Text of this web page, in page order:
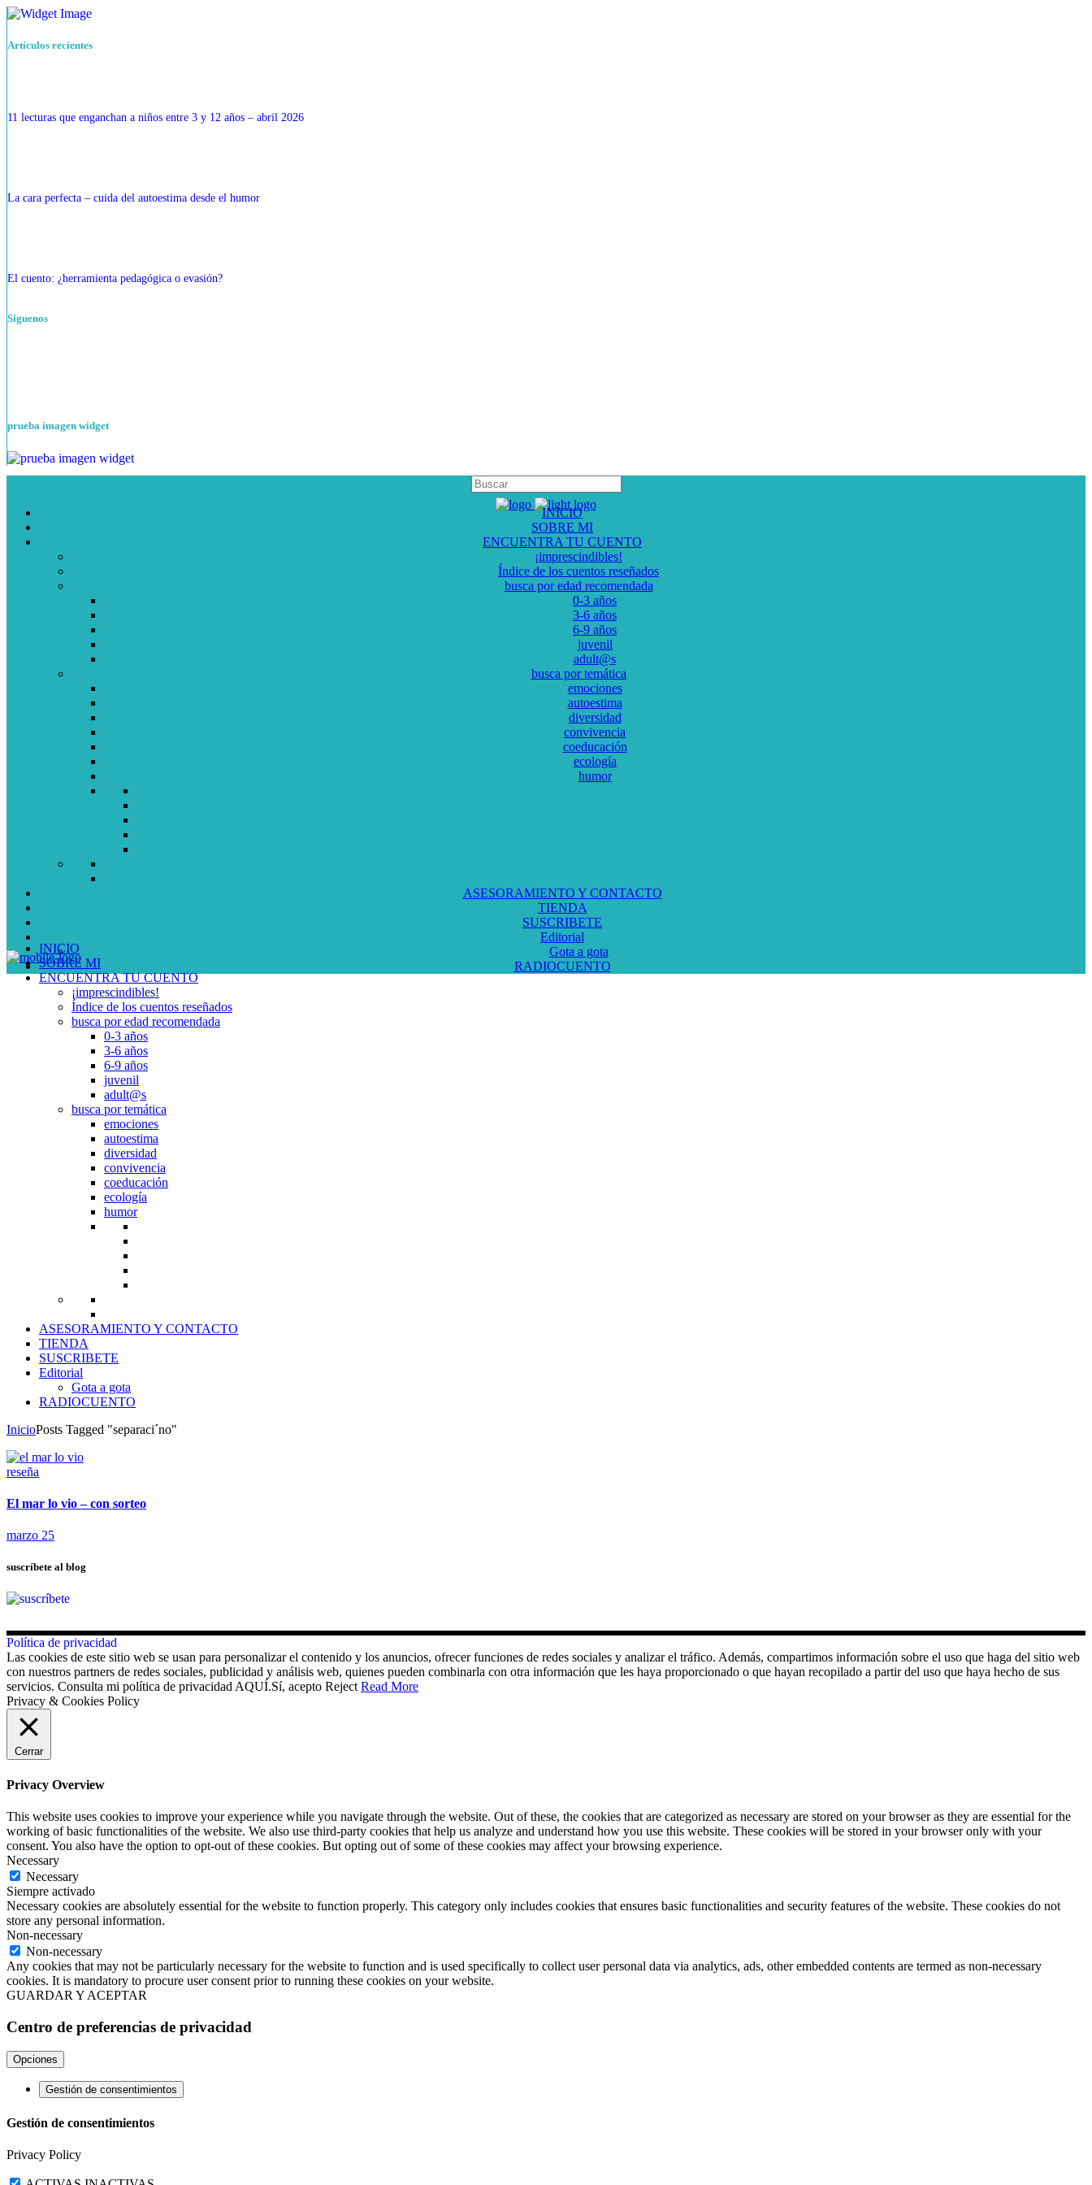
Artículos recientes
11 lecturas que enganchan a niños entre 3 y 12 años – abril 2026
La cara perfecta – cuida del autoestima desde el humor
El cuento: ¿herramienta pedagógica o evasión?
Siguenos
prueba imagen widget
INICIO
SOBRE MI
ENCUENTRA TU CUENTO
¡imprescindibles!
Índice de los cuentos reseñados
busca por edad recomendada
0-3 años
3-6 años
6-9 años
juvenil
adult@s
busca por temática
emociones
autoestima
diversidad
convivencia
coeducación
ecología
humor
ASESORAMIENTO Y CONTACTO
TIENDA
SUSCRIBETE
Editorial
Gota a gota
RADIOCUENTO
INICIO
SOBRE MI
ENCUENTRA TU CUENTO
¡imprescindibles!
Índice de los cuentos reseñados
busca por edad recomendada
0-3 años
3-6 años
6-9 años
juvenil
adult@s
busca por temática
emociones
autoestima
diversidad
convivencia
coeducación
ecología
humor
ASESORAMIENTO Y CONTACTO
TIENDA
SUSCRIBETE
Editorial
Gota a gota
RADIOCUENTO
InicioPosts Tagged "separaci´no"
reseña
El mar lo vio – con sorteo
marzo 25
suscríbete al blog
Política de privacidad
Las cookies de este sitio web se usan para personalizar el contenido y los anuncios, ofrecer funciones de redes sociales y analizar el tráfico. Además, compartimos información sobre el uso que haga del sitio web
con nuestros partners de redes sociales, publicidad y análisis web, quienes pueden combinarla con otra información que les haya proporcionado o que hayan recopilado a partir del uso que haya hecho de sus
servicios. Consulta mi política de privacidad AQUÍ.Sí, acepto Reject Read More
Privacy & Cookies Policy
Cerrar
Privacy Overview
This website uses cookies to improve your experience while you navigate through the website. Out of these, the cookies that are categorized as necessary are stored on your browser as they are essential for the
working of basic functionalities of the website. We also use third-party cookies that help us analyze and understand how you use this website. These cookies will be stored in your browser only with your
consent. You also have the option to opt-out of these cookies. But opting out of some of these cookies may affect your browsing experience.
Necessary
Necessary
Siempre activado
Necessary cookies are absolutely essential for the website to function properly. This category only includes cookies that ensures basic functionalities and security features of the website. These cookies do not
store any personal information.
Non-necessary
Non-necessary
Any cookies that may not be particularly necessary for the website to function and is used specifically to collect user personal data via analytics, ads, other embedded contents are termed as non-necessary
cookies. It is mandatory to procure user consent prior to running these cookies on your website.
GUARDAR Y ACEPTAR
Centro de preferencias de privacidad
Opciones
Gestión de consentimientos
Gestión de consentimientos
Privacy Policy